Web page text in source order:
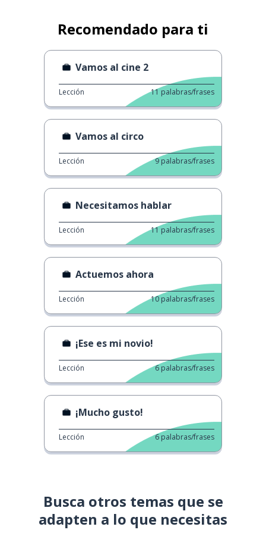
Recomendado para ti
Vamos al cine 2
Lección 11 palabras/frases
Vamos al circo
Lección 9 palabras/frases
Necesitamos hablar
Lección 11 palabras/frases
Actuemos ahora
Lección 10 palabras/frases
¡Ese es mi novio!
Lección 6 palabras/frases
¡Mucho gusto!
Lección 6 palabras/frases
Busca otros temas que se
adapten a lo que necesitas